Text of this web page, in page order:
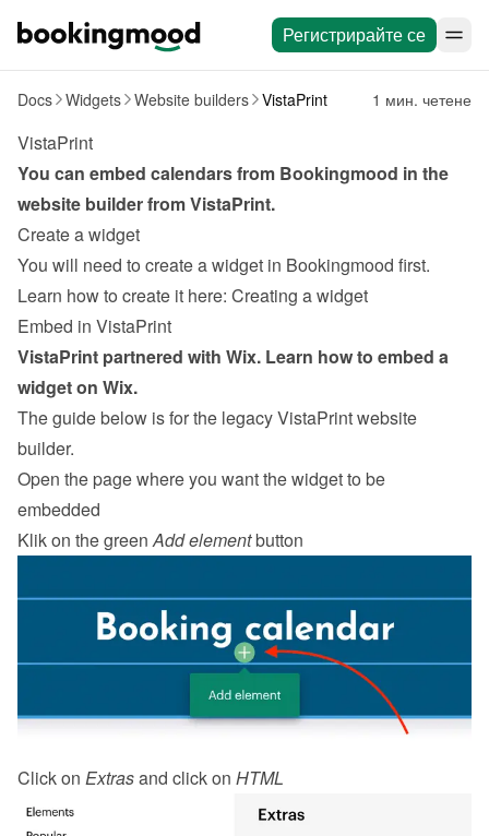
Регистрирайте се
Docs Widgets Website builders VistaPrint 1 мин. четене
VistaPrint
You can embed calendars from Bookingmood in the
website builder from VistaPrint.
Create a widget
You will need to create a widget in Bookingmood first.
Learn how to create it here: Creating a widget
Embed in VistaPrint
VistaPrint partnered with Wix. Learn how to embed a
widget on Wix.
The guide below is for the legacy VistaPrint website
builder.
Open the page where you want the widget to be
embedded
Klik on the green Add element button
Click on Extras and click on HTML